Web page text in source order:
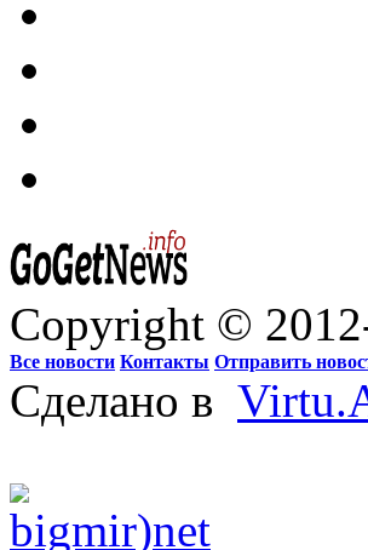
Copyright ©
Все новости Контакты Отправить
Сделано в